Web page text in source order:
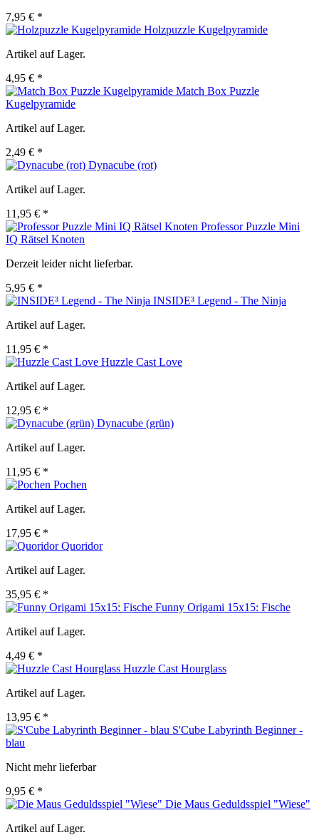
7,95 € *
Holzpuzzle Kugelpyramide
Artikel auf Lager.
4,95 € *
Match Box Puzzle
Kugelpyramide
Artikel auf Lager.
2,49 € *
Dynacube (rot)
Artikel auf Lager.
11,95 € *
Professor Puzzle Mini
IQ Rätsel Knoten
Derzeit leider nicht lieferbar.
5,95 € *
INSIDE³ Legend - The Ninja
Artikel auf Lager.
11,95 € *
Huzzle Cast Love
Artikel auf Lager.
12,95 € *
Dynacube (grün)
Artikel auf Lager.
11,95 € *
Pochen
Artikel auf Lager.
17,95 € *
Quoridor
Artikel auf Lager.
35,95 € *
Funny Origami 15x15: Fische
Artikel auf Lager.
4,49 € *
Huzzle Cast Hourglass
Artikel auf Lager.
13,95 € *
S'Cube Labyrinth Beginner -
blau
Nicht mehr lieferbar
9,95 € *
Die Maus Geduldsspiel "Wiese"
Artikel auf Lager.